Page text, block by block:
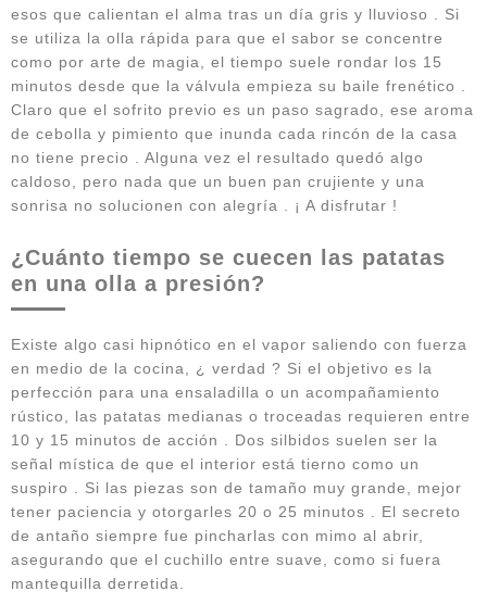
esos que calientan el alma tras un día gris y lluvioso . Si
se utiliza la olla rápida para que el sabor se concentre
como por arte de magia, el tiempo suele rondar los 15
minutos desde que la válvula empieza su baile frenético .
Claro que el sofrito previo es un paso sagrado, ese aroma
de cebolla y pimiento que inunda cada rincón de la casa
no tiene precio . Alguna vez el resultado quedó algo
caldoso, pero nada que un buen pan crujiente y una
sonrisa no solucionen con alegría . ¡ A disfrutar !
¿Cuánto tiempo se cuecen las patatas
en una olla a presión?
Existe algo casi hipnótico en el vapor saliendo con fuerza
en medio de la cocina, ¿ verdad ? Si el objetivo es la
perfección para una ensaladilla o un acompañamiento
rústico, las patatas medianas o troceadas requieren entre
10 y 15 minutos de acción . Dos silbidos suelen ser la
señal mística de que el interior está tierno como un
suspiro . Si las piezas son de tamaño muy grande, mejor
tener paciencia y otorgarles 20 o 25 minutos . El secreto
de antaño siempre fue pincharlas con mimo al abrir,
asegurando que el cuchillo entre suave, como si fuera
mantequilla derretida.